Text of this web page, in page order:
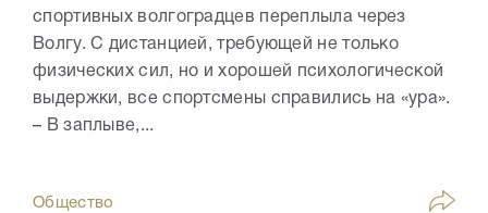
спортивных волгоградцев переплыла через
Волгу. С дистанцией, требующей не только
физических сил, но и хорошей психологической
выдержки, все спортсмены справились на «ура».
– В заплыве,...
Общество